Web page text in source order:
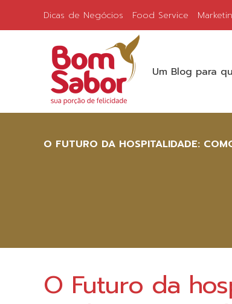
Dicas de Negócios Food Service
Um Blog para
O FUTURO DA HOSPITALIDADE:
O Futuro da